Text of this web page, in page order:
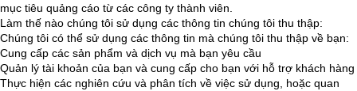
mục tiêu quảng cáo từ các công ty thành viên.
Làm thế nào chúng tôi sử dụng các thông tin chúng tôi thu thập:
Chúng tôi có thể sử dụng các thông tin mà chúng tôi thu thập về bạn:
Cung cấp các sản phẩm và dịch vụ mà bạn yêu cầu
Quản lý tài khoản của bạn và cung cấp cho bạn với hỗ trợ khách hàng
Thực hiện các nghiên cứu và phân tích về việc sử dụng, hoặc quan